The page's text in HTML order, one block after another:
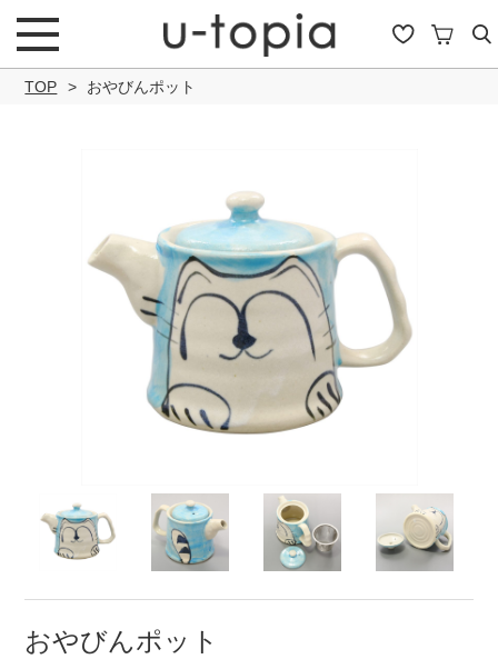
キーワード
セール
30％OFF未満 10％OFF 20％OFF
TOP おやびんポット
おやびんポット